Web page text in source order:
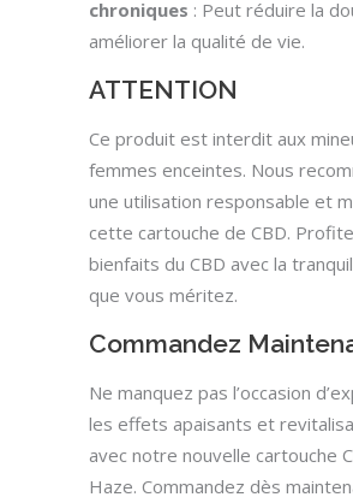
chroniques : Peut réduire la
améliorer la qualité de vie.
ATTENTION
Ce produit est interdit aux
femmes enceintes. Nous
une utilisation responsable et
cette cartouche de CBD.
bienfaits du CBD avec la
que vous méritez.
Commandez
Ne manquez pas l’occasion
les effets apaisants et
avec notre nouvelle cartouche
Haze. Commandez dès